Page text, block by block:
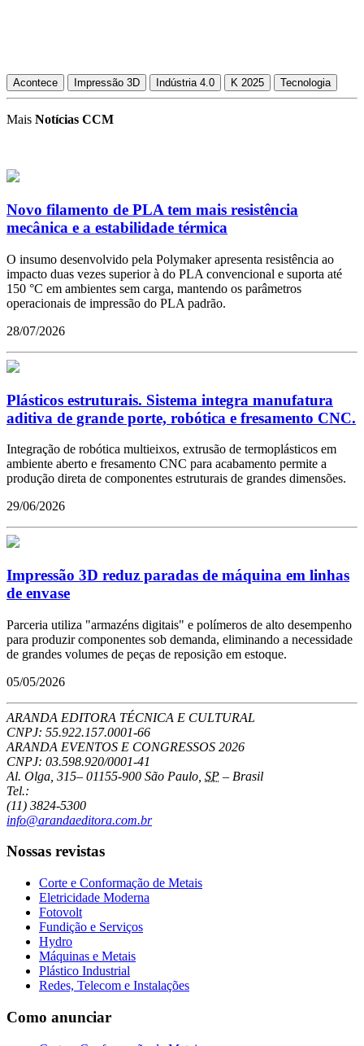
Acontece Impressão 3D Indústria 4.0 K 2025 Tecnologia
Mais Notícias CCM
Novo filamento de PLA tem mais resistência
mecânica e a estabilidade térmica
O insumo desenvolvido pela Polymaker apresenta resistência ao
impacto duas vezes superior à do PLA convencional e suporta até
150 °C em ambientes sem carga, mantendo os parâmetros
operacionais de impressão do PLA padrão.
28/07/2026
Plásticos estruturais. Sistema integra manufatura
aditiva de grande porte, robótica e fresamento CNC.
Integração de robótica multieixos, extrusão de termoplásticos em
ambiente aberto e fresamento CNC para acabamento permite a
produção direta de componentes estruturais de grandes dimensões.
29/06/2026
Impressão 3D reduz paradas de máquina em linhas
de envase
Parceria utiliza "armazéns digitais" e polímeros de alto desempenho
para produzir componentes sob demanda, eliminando a necessidade
de grandes volumes de peças de reposição em estoque.
05/05/2026
ARANDA EDITORA TÉCNICA E CULTURAL
CNPJ: 55.922.157.0001-66
ARANDA EVENTOS E CONGRESSOS 2026
CNPJ: 03.598.920/0001-41
Al. Olga, 315– 01155-900 São Paulo SP – Brasil
Tel.:
(11) 3824-5300
info@arandaeditora.com.br
Nossas revistas
Corte e Conformação de Metais
Eletricidade Moderna
Fotovolt
Fundição e Serviços
Hydro
Máquinas e Metais
Plástico Industrial
Redes, Telecom e Instalações
Como anunciar